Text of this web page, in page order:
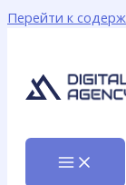
Перейти к